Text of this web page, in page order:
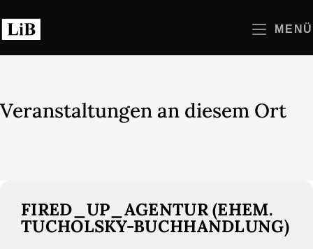
Inhalt
springen
MENÜ
Veranstaltungen an diesem Ort
FIRED_UP_AGENTUR (EHEM.
TUCHOLSKY-BUCHHANDLUNG)